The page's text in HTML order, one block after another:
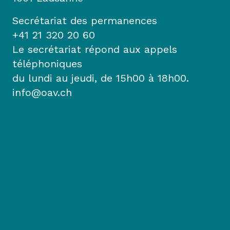
Secrétariat des permanences
+41 21 320 20 60
Le secrétariat répond aux appels
téléphoniques
du lundi au jeudi, de 15h00 à 18h00.
info@oav.ch